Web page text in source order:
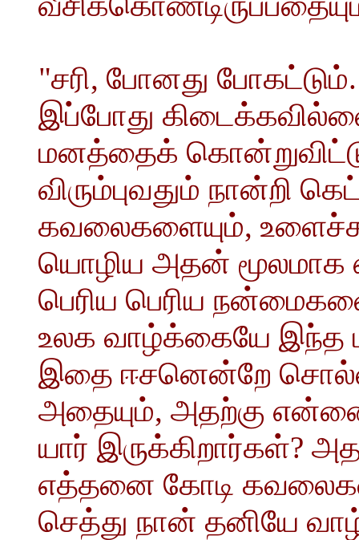
"சரி, போனது போகட்டும்.
இப்போது
மனத்தைக்
விரும்புவதும் நான்றி
கவலைகளையும்,
யொழிய அதன் மூலமாக
பெரிய பெரிய
உலக வாழ்க்கையே இந்த
இதை ஈசனென்றே
அதையும், அதற்கு
யார் இருக்கிறார்கள்?
எத்தனை கோடி கவலைகள்
செத்து நான் தனியே